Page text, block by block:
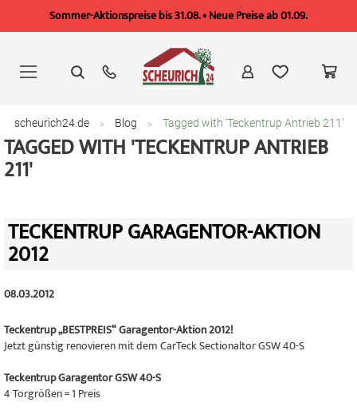
Sommer-Aktionspreise bis 31.08. • Neue Preise ab 01.09.
springen
scheurich24.de Blog Tagged with 'Teckentrup Antrieb 211'
TAGGED WITH 'TECKENTRUP ANTRIEB
211'
TECKENTRUP GARAGENTOR-AKTION
2012
08.03.2012
Teckentrup „BESTPREIS“ Garagentor-Aktion 2012!
Jetzt günstig renovieren mit dem CarTeck Sectionaltor GSW 40-S
Teckentrup Garagentor GSW 40-S
4 Torgrößen = 1 Preis